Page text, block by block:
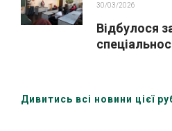
30/03/2026
Відбулося
Дивитись всі новини цієї